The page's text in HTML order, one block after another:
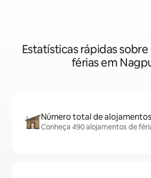
Estatísticas rápidas
férias em
Número total de
Conheça 490 alojamentos de